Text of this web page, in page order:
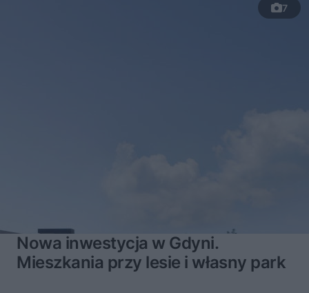
7
Nowa inwestycja w Gdyni.
Mieszkania przy lesie i własny park